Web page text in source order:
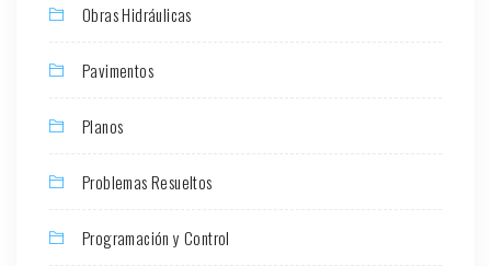
Obras Hidráulicas
Pavimentos
Planos
Problemas Resueltos
Programación y Control